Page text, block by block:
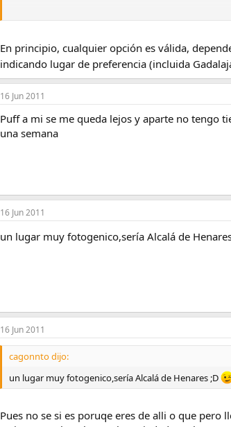
Aun asi ire a esta kdd sea cual sea la opción si no
En principio, cualquier opción es válida,
indicando lugar de preferencia (incluida
16 Jun 2011
Puff a mi se me queda lejos y aparte no tengo
una semana
16 Jun 2011
un lugar muy fotogenico,sería Alcalá de
16 Jun 2011
cagonnto dijo:
un lugar muy fotogenico,sería Alcalá de Henares ;D
Pues no se si es poruqe eres de alli o que pero